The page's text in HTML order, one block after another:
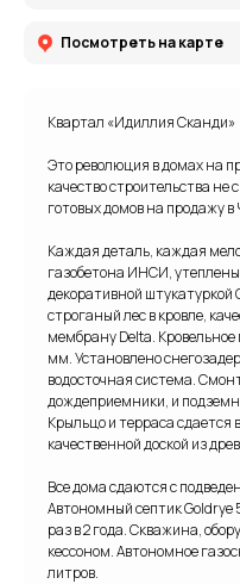
Посмотреть на карте
Квартал «Идиллия Сканди»
Это революция в домах на
качество строительства
готовых домов на продажу в
Каждая деталь, каждая
газобетона ИНСИ,
декоративной штукатуркой
строганый лес в кровле,
мембрану Delta.
мм. Установлено
водосточная система.
дождеприемники, и
Крыльцо и терраса сдается
качественной доской из
Все дома сдаются с
Автономный септик Goldrye
раз в 2 года. Скважина,
кессоном. Автономное
литров.